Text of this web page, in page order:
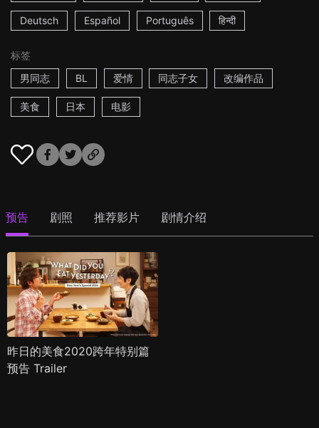
Deutsch Español Português हिन्दी
标签
男同志
BL 爱情 同志子女 改编作品
美食 日本 电影
预告 剧照 推荐影片 剧情介绍
昨日的美食2020跨年特别篇
预告 Trailer